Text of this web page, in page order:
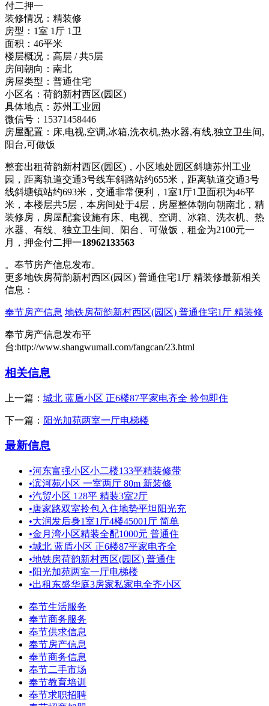
付二押一
装修情况： 精装修
房型： 1室 1厅 1卫
面积： 46平米
楼层概况： 高层 / 共5层
房间朝向： 南北
房屋类型： 普通住宅
小区名： 荷韵新村西区(园区)
具体地点： 苏州工业园
微信号： 15371458446
房屋配置： 床,电视,空调,冰箱,洗衣机,热水器,有线,独立卫生间,
阳台,可做饭
整套出租荷韵新村西区(园区)，小区地处园区斜塘苏州工业
园，距离轨道交通3号线车斜路站约655米，距离轨道交通3号
线斜塘镇站约693米，交通非常便利，1室1厅1卫面积为46平
米，本楼层共5层，本房间处于4层，房屋整体朝向朝南北，精
装修房，房屋配套设施有床、电视、空调、冰箱、洗衣机、热
水器、有线、独立卫生间、阳台、可做饭，租金为2100元一
月，押金付二押一18962133563
。奉节房产信息发布。
更多地铁房荷韵新村西区(园区) 普通住宅1厅 精装修最新相关
信息：
奉节房产信息 地铁房荷韵新村西区(园区) 普通住宅1厅 精装修
奉节房产信息发布平
台:http://www.shangwumall.com/fangcan/23.html
相关信息
上一篇： 城北 蓝盾小区 正6楼87平家电齐全 拎包即住
下一篇： 阳光加苑两室一厅电梯楼
最新信息
•河东富强小区小二楼133平精装修带
•滨河苑小区 一室两厅 80m 新装修
•汽贸小区 128平 精装3室2厅
•唐家路双室拎包入住地势平坦阳光充
•大润发后身1室1厅4楼45001厅 简单
•金月湾小区精装全配1000元 普通住
•城北 蓝盾小区 正6楼87平家电齐全
•地铁房荷韵新村西区(园区) 普通住
•阳光加苑两室一厅电梯楼
•出租东盛华庭3房家私家电全齐小区
奉节生活服务
奉节商务服务
奉节供求信息
奉节房产信息
奉节商务信息
奉节二手市场
奉节教育培训
奉节求职招聘